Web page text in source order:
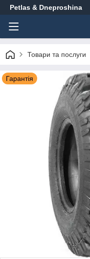
Petlas & Dneproshina
Товари та послуги
Гарантія